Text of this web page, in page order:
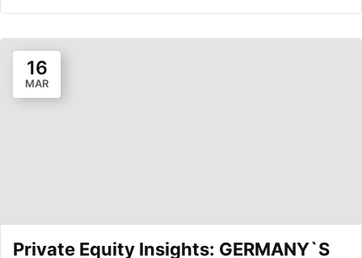
16
MAR
Private Equity Insights: GERMANY`S